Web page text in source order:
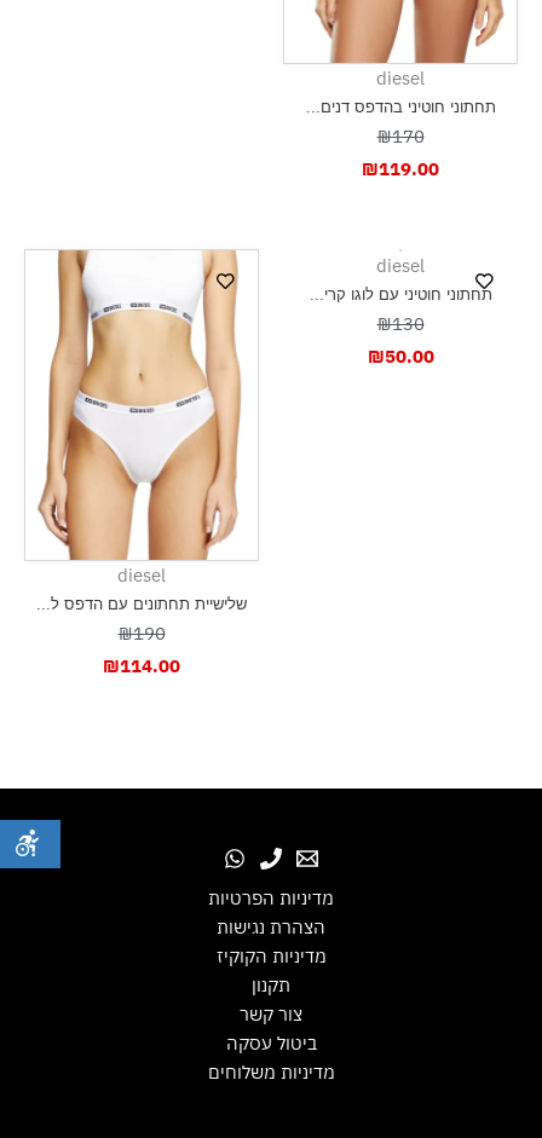
diesel
תחתוני חוטיני בהדפס דנים...
₪170
₪119.00
diesel
תחתוני חוטיני עם לוגו קרי...
₪130
₪50.00
diesel
שלישיית תחתונים עם הדפס ל...
₪190
₪114.00
מדיניות הפרטיות
הצהרת נגישות
מדיניות הקוקיז
תקנון
צור קשר
ביטול עסקה
מדיניות משלוחים